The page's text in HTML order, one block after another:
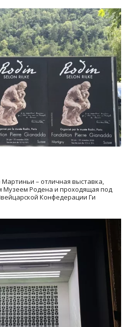
– отличная выставка,
Музеем Родена и проходящая под
Конфедерации Ги